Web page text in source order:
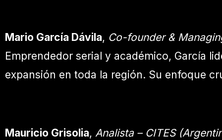
Mario García Dávila, Co-founder &
Emprendedor serial y académico, García
expansión en toda la región. Su enfoque
Mauricio Grisolia, Analista – CITES